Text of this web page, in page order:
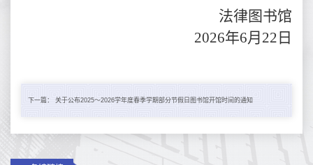
法律图书馆
2026年6月22日
下一篇： 关于公布2025～2026学年度春季学期部分节假日图书馆开馆时间的通知